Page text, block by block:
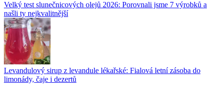
Velký test slunečnicových olejů 2026: Porovnali jsme 7 výrobků a
našli ty nejkvalitnější
Levandulový sirup z levandule lékařské: Fialová letní zásoba do
limonády, čaje i dezertů